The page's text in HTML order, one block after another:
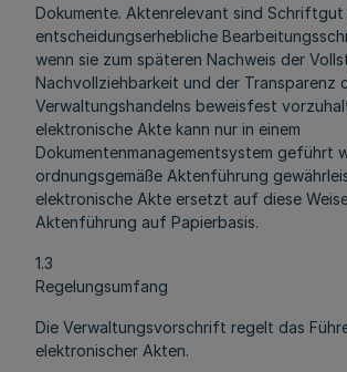
Dokumente. Aktenrelevant sind Schriftgut
entscheidungserhebliche
wenn sie zum späteren Nachweis der
Nachvollziehbarkeit und der Transparenz
Verwaltungshandelns beweisfest
elektronische Akte kann nur in einem
Dokumentenmanagementsystem geführt
ordnungsgemäße Aktenführung
elektronische Akte ersetzt auf diese
Aktenführung auf Papierbasis.
1.3
Regelungsumfang
Die Verwaltungsvorschrift regelt das
elektronischer Akten.